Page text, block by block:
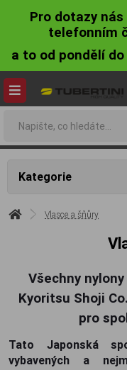
Pro dotazy
telefonním
a to od pondělí
Kategorie
Vlasce a šňůry
Všechny
Kyoritsu Shoji
pro
Tato Japonská
vybavených a